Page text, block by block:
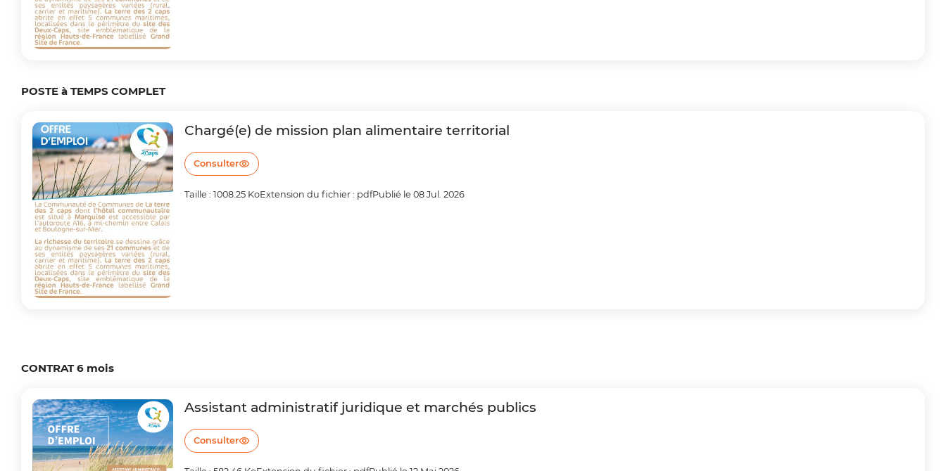
POSTE à TEMPS COMPLET
Chargé(e) de mission plan alimentaire territorial
Consulter
Taille : 1008.25 KoExtension du fichier : pdfPublié le 08 Jul. 2026
CONTRAT 6 mois
Assistant administratif juridique et marchés publics
Consulter